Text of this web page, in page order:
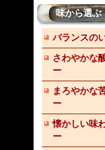
味から選ぶ
バランスの
さわやかな
ー
まろやかな
ー
懐かしい味
ー